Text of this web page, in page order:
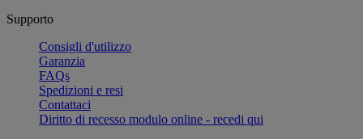
Supporto
Consigli d'utilizzo
Garanzia
FAQs
Spedizioni e resi
Contattaci
Diritto di recesso modulo online - recedi qui